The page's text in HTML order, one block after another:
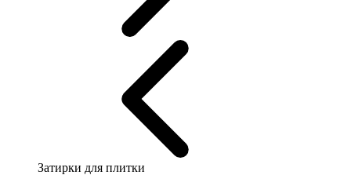
Затирки для плитки